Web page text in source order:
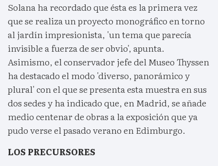
Solana ha recordado que ésta es la primera vez
que se realiza un proyecto monográfico en torno
al jardín impresionista, 'un tema que parecía
invisible a fuerza de ser obvio', apunta.
Asimismo, el conservador jefe del Museo Thyssen
ha destacado el modo 'diverso, panorámico y
plural' con el que se presenta esta muestra en sus
dos sedes y ha indicado que, en Madrid, se añade
medio centenar de obras a la exposición que ya
pudo verse el pasado verano en Edimburgo.
LOS PRECURSORES